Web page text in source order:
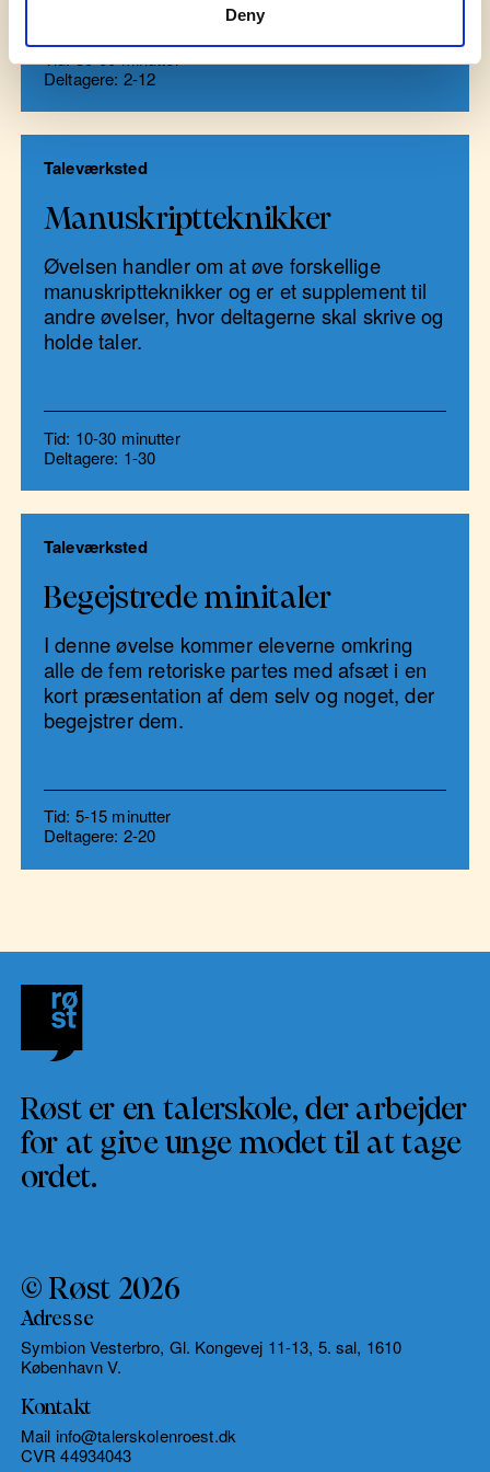
Deny
Tid: 30-60 minutter
Deltagere: 2-12
Taleværksted
Manuskriptteknikker
Øvelsen handler om at øve forskellige
manuskriptteknikker og er et supplement til
andre øvelser, hvor deltagerne skal skrive og
holde taler.
Tid: 10-30 minutter
Deltagere: 1-30
Taleværksted
Begejstrede minitaler
I denne øvelse kommer eleverne omkring
alle de fem retoriske partes med afsæt i en
kort præsentation af dem selv og noget, der
begejstrer dem.
Tid: 5-15 minutter
Deltagere: 2-20
Røst er en talerskole, der arbejder
for at give unge modet til at tage
ordet.
© Røst 2026
Adresse
Symbion Vesterbro, Gl. Kongevej 11-13, 5. sal, 1610
København V.
Kontakt
Mail info@talerskolenroest.dk
CVR 44934043